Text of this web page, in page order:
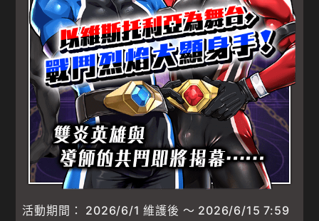
活動期間： 2026/6/1 維護後 ～ 2026/6/15 7:59